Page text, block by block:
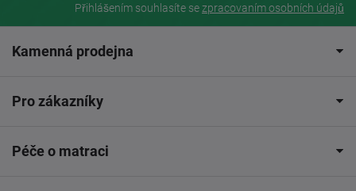
Přihlášením souhlasíte sezpracovaním osobních údajů
Kamenná prodejna
Pro zákazníky
Péče o matraci